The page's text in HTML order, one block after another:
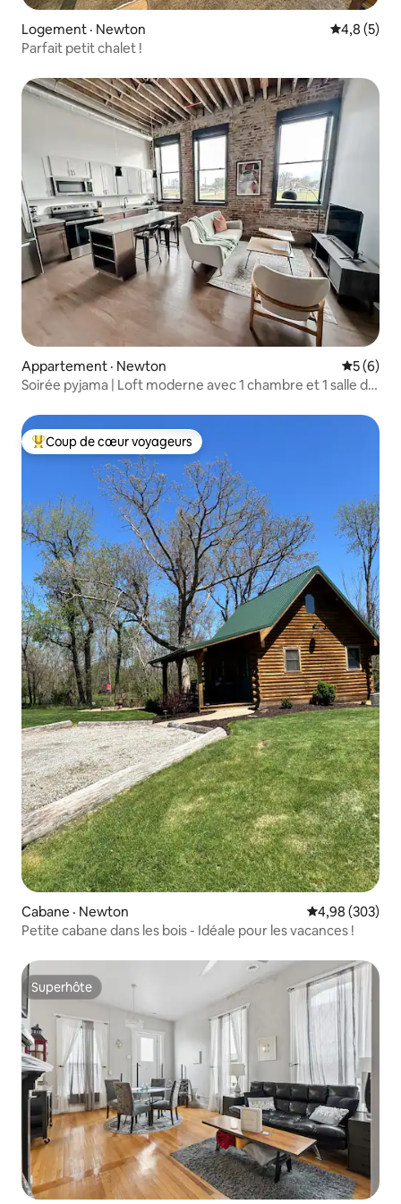
Logement · Newton Note
4,8 (5)
Parfait petit chalet !
Appartement · Newton Note
5 (6)
Soirée pyjama | Loft moderne avec 1 chambre et 1 salle de
Coup de cœur voyageurs parmi les plus aimés
Coup de cœur voyageurs
Cabane · Newton Note
4,98 (303)
Petite cabane dans les bois - Idéale pour les vacances !
Superhôte
Superhôte